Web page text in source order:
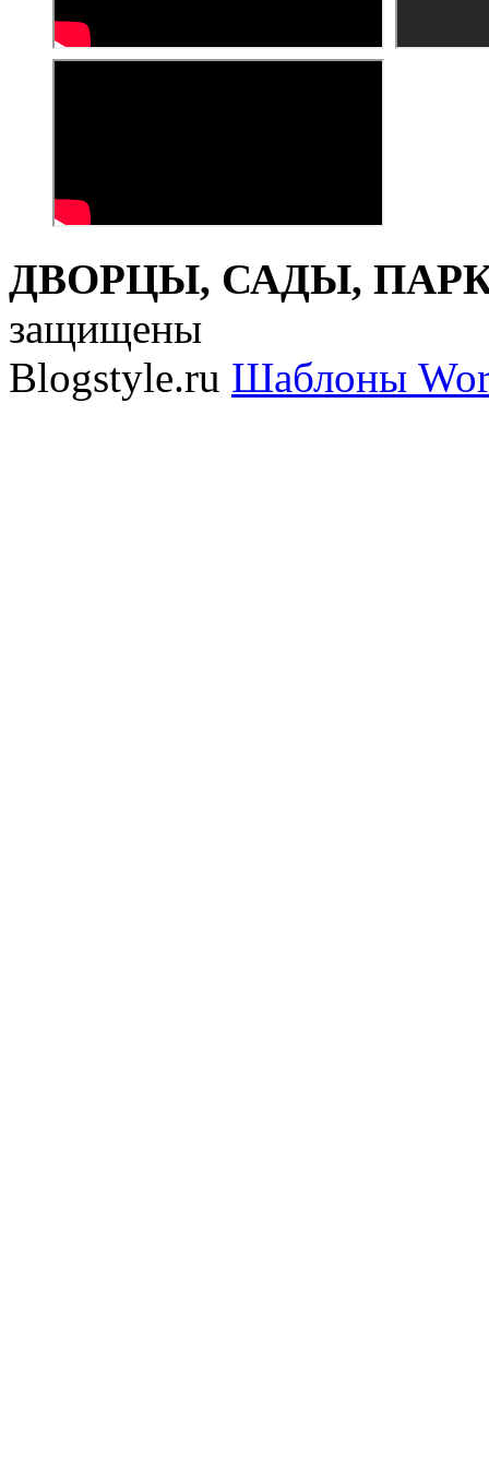
ДВОРЦЫ, САДЫ,
защищены
Blogstyle.ru Шаблоны